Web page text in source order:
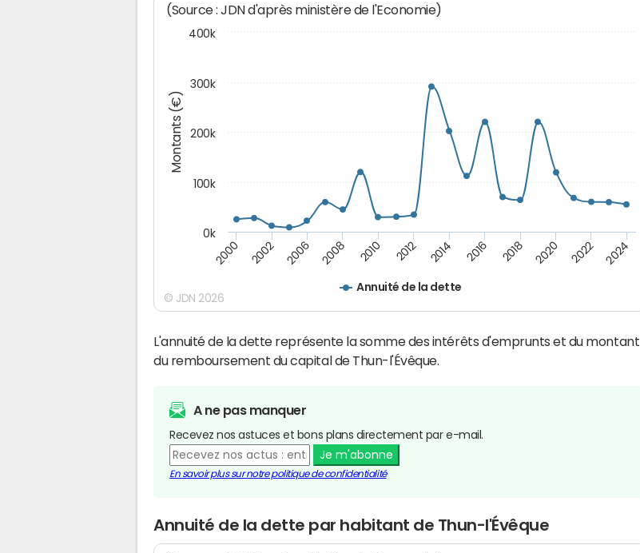
Montants (€)
(Source : JDN d'après ministère de l'Economie)
Annuité de la dette
2000 2002 2006 2008 2010 2012 2014 2016 2018 2020 2022 2024
0k
100k
200k
300k
400k
© JDN 2026
L'annuité de la dette représente la somme des intérêts d'emprunts et du montant
du remboursement du capital de Thun-l'Évêque.
A ne pas manquer
Recevez nos astuces et bons plans directement par e-mail.
Je m'abonne
En savoir plus sur notre politique de confidentialité
Annuité de la dette par habitant de Thun-l'Évêque